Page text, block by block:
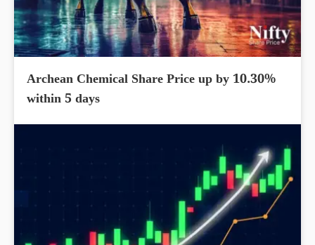
Archean Chemical Share Price up by 10.30%
within 5 days